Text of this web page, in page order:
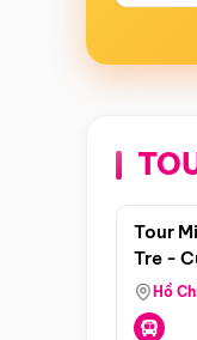
Tour
Tre -
Hồ